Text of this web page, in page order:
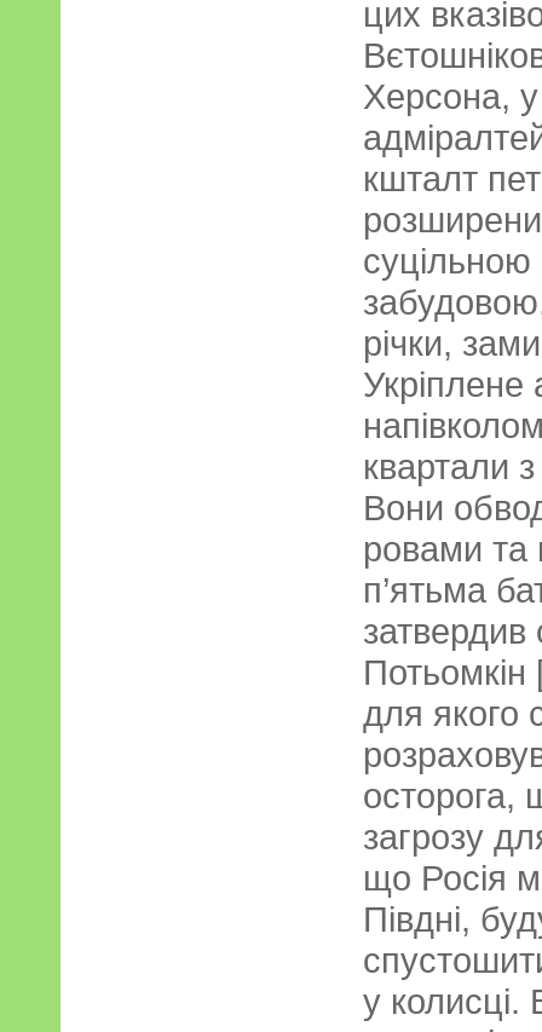
цих
Херсона,
кшталт
річки,
Укріплене
квартали
Вони
ровами та
п’ятьма
затвердив
Потьомкін
для якого
осторога,
загрозу
що Росія
Півдні,
у колисці.